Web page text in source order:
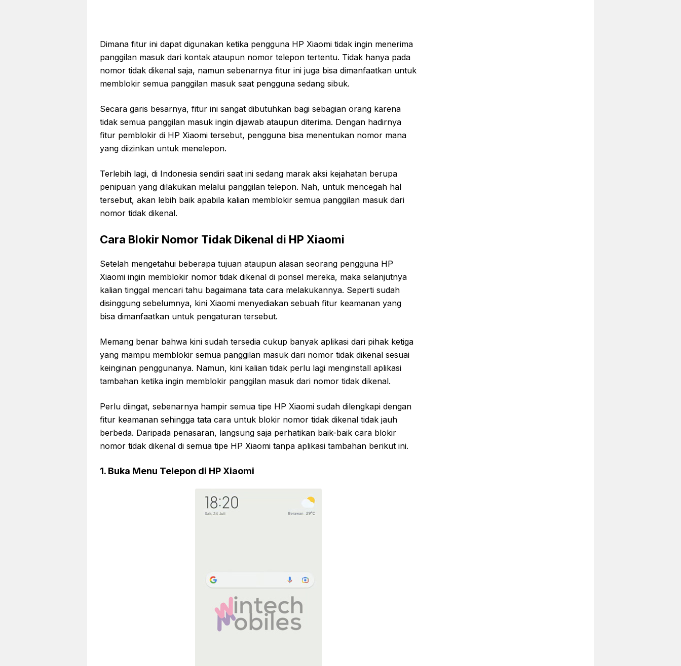
Dimana fitur ini dapat digunakan ketika pengguna HP Xiaomi tidak ingin menerima
panggilan masuk dari kontak ataupun nomor telepon tertentu. Tidak hanya pada
nomor tidak dikenal saja, namun sebenarnya fitur ini juga bisa dimanfaatkan untuk
memblokir semua panggilan masuk saat pengguna sedang sibuk.
Secara garis besarnya, fitur ini sangat dibutuhkan bagi sebagian orang karena
tidak semua panggilan masuk ingin dijawab ataupun diterima. Dengan hadirnya
fitur pemblokir di HP Xiaomi tersebut, pengguna bisa menentukan nomor mana
yang diizinkan untuk menelepon.
Terlebih lagi, di Indonesia sendiri saat ini sedang marak aksi kejahatan berupa
penipuan yang dilakukan melalui panggilan telepon. Nah, untuk mencegah hal
tersebut, akan lebih baik apabila kalian memblokir semua panggilan masuk dari
nomor tidak dikenal.
Cara Blokir Nomor Tidak Dikenal di HP Xiaomi
Setelah mengetahui beberapa tujuan ataupun alasan seorang pengguna HP
Xiaomi ingin memblokir nomor tidak dikenal di ponsel mereka, maka selanjutnya
kalian tinggal mencari tahu bagaimana tata cara melakukannya. Seperti sudah
disinggung sebelumnya, kini Xiaomi menyediakan sebuah fitur keamanan yang
bisa dimanfaatkan untuk pengaturan tersebut.
Memang benar bahwa kini sudah tersedia cukup banyak aplikasi dari pihak ketiga
yang mampu memblokir semua panggilan masuk dari nomor tidak dikenal sesuai
keinginan penggunanya. Namun, kini kalian tidak perlu lagi menginstall aplikasi
tambahan ketika ingin memblokir panggilan masuk dari nomor tidak dikenal.
Perlu diingat, sebenarnya hampir semua tipe HP Xiaomi sudah dilengkapi dengan
fitur keamanan sehingga tata cara untuk blokir nomor tidak dikenal tidak jauh
berbeda. Daripada penasaran, langsung saja perhatikan baik-baik cara blokir
nomor tidak dikenal di semua tipe HP Xiaomi tanpa aplikasi tambahan berikut ini.
1. Buka Menu Telepon di HP Xiaomi